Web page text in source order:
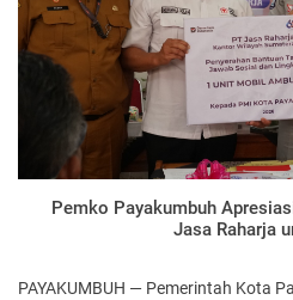
Pemko Payakumbuh
Jasa Raharja
PAYAKUMBUH — Pemerintah Kota